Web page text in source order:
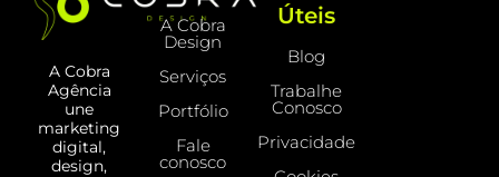
A Cobra
Agência
une
marketing
digital,
design,
A Cobra
Design
Serviços
Portfólio
Fale
conosco
Úteis
Blog
Trabalhe
Conosco
Privacidade